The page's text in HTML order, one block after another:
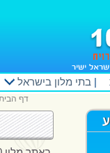
בתי מלון בישראל |
דף